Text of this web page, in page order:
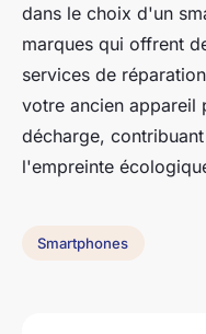
dans le choix d'un
marques qui offrent
services de
votre ancien appareil
décharge,
l'empreinte
Smartphones